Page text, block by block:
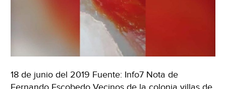
18 de junio del 2019 Fuente: Info7 Nota de